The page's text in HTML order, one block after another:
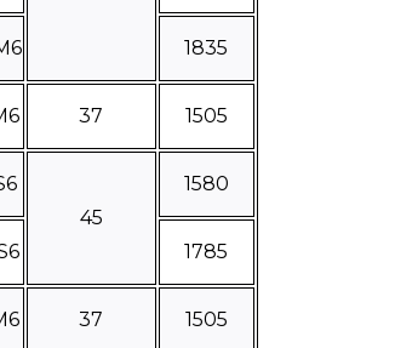
1835
37 1505
45
1580
1785
37 1505